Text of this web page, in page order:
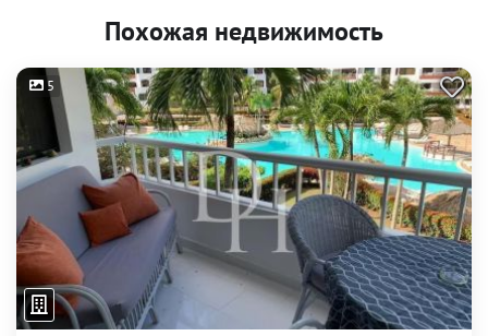
Похожая недвижимость
5